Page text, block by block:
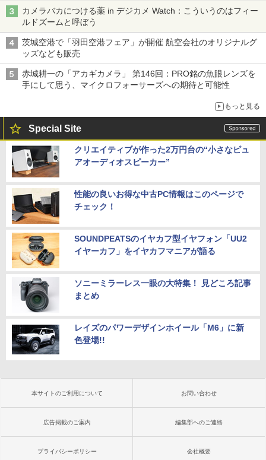
カメラバカにつける薬 in デジカメ Watch：こういうのはフィー
ルドズームと呼ぼう
茨城空港で「羽田空港フェア」が開催 航空会社のオリジナルグ
ッズなども販売
赤城耕一の「アカギカメラ」 第146回：PRO銘の魚眼レンズを
手にして思う、マイクロフォーサーズへの期待と可能性
もっと見る
Special Site
クリエイティブが作った2万円台の“小さなピュ
アオーディオスピーカー”
性能の良いお得な中古PC情報はこのページで
チェック！
SOUNDPEATSのイヤカフ型イヤフォン「UU2
イヤーカフ」をイヤカフマニアが語る
ソニーミラーレス一眼の大特集！ 見どころ記事
まとめ
レイズのパワーデザインホイール「M6」に新
色登場!!
本サイトのご利用について お問い合わせ
広告掲載のご案内 編集部へのご連絡
プライバシーポリシー 会社概要